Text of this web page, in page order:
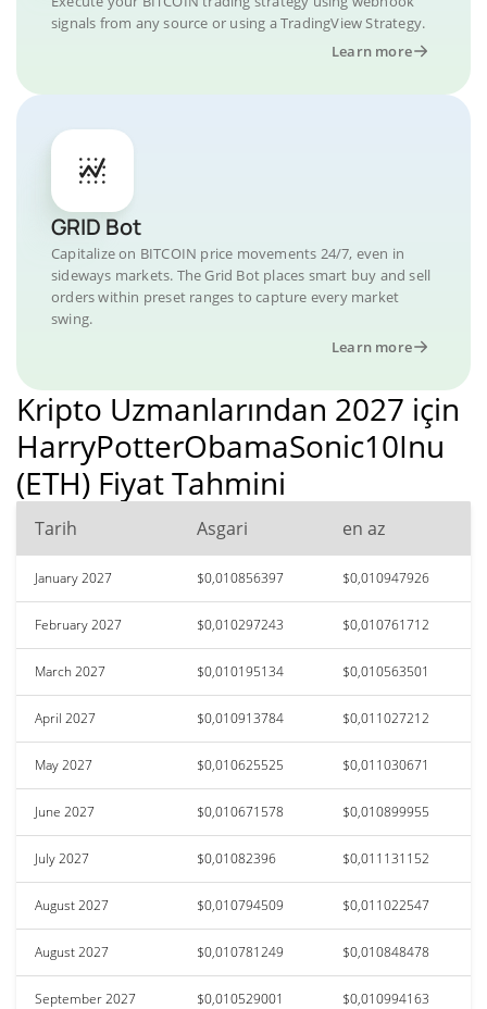
signals from any source or using a TradingView Strategy.
Learn more
GRID Bot
Capitalize on BITCOIN price movements 24/7, even in
sideways markets. The Grid Bot places smart buy and sell
orders within preset ranges to capture every market
swing.
Learn more
Kripto Uzmanlarından 2027 için
HarryPotterObamaSonic10Inu
(ETH) Fiyat Tahmini
Tarih Asgari en az
January 2027 $0,010856397 $0,010947926
February 2027 $0,010297243 $0,010761712
March 2027 $0,010195134 $0,010563501
April 2027 $0,010913784 $0,011027212
May 2027 $0,010625525 $0,011030671
June 2027 $0,010671578 $0,010899955
July 2027 $0,01082396 $0,011131152
August 2027 $0,010794509 $0,011022547
August 2027 $0,010781249 $0,010848478
September 2027 $0,010529001 $0,010994163